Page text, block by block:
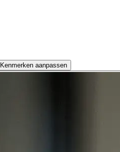
Kenmerken aanpassen